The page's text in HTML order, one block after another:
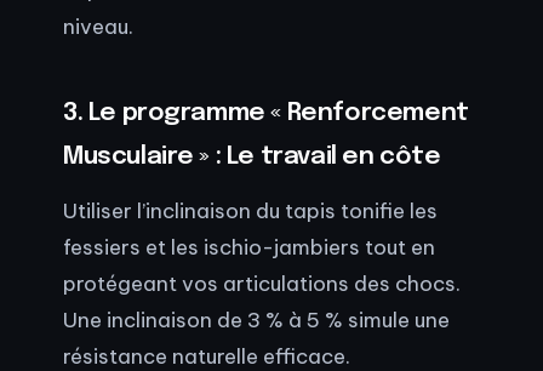
niveau.
3. Le programme « Renforcement
Musculaire » : Le travail en côte
Utiliser l’inclinaison du tapis tonifie les
fessiers et les ischio-jambiers tout en
protégeant vos articulations des chocs.
Une inclinaison de 3 % à 5 % simule une
résistance naturelle efficace.